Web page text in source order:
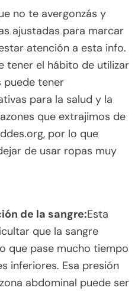
no te avergonzás y
ajustadas para marcar
atención a esta info.
tener el hábito de utilizar
puede tener
para la salud y la
que extrajimos de
por lo que
de usar ropas muy
de la sangre:Esta
que la sangre
que pase mucho tiempo
inferiores. Esa presión
abdominal puede ser